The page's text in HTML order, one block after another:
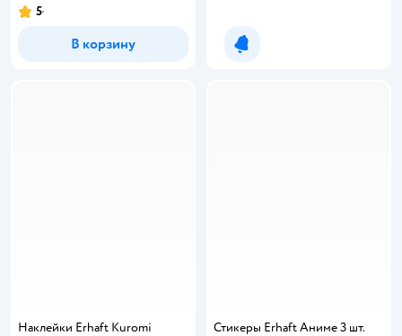
5
В корзину Уведомить о появлении
Наклейки Erhaft Kuromi
Стикеры Erhaft Аниме 3 шт.